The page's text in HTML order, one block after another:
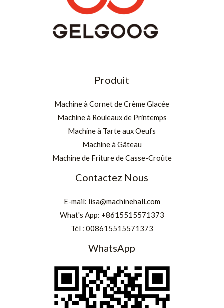
Produit
Machine à Cornet de Crème Glacée
Machine à Rouleaux de Printemps
Machine à Tarte aux Oeufs
Machine à Gâteau
Machine de Friture de Casse-Croûte
Contactez Nous
E-mail: lisa@machinehall.com
What's App: +8615515571373
Tél : 008615515571373
WhatsApp